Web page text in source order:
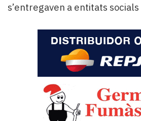
s’entregaven a entitats